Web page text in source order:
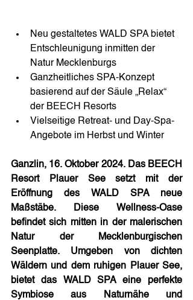
Neu gestaltetes WALD SPA bietet
Entschleunigung inmitten der
Natur Mecklenburgs
Ganzheitliches SPA-Konzept
basierend auf der Säule „Relax“
der BEECH Resorts
Vielseitige Retreat- und Day-Spa-
Angebote im Herbst und Winter
Ganzlin, 16. Oktober 2024. Das BEECH
Resort Plauer See setzt mit der
Eröffnung des WALD SPA neue
Maßstäbe. Diese Wellness-Oase
befindet sich mitten in der malerischen
Natur der Mecklenburgischen
Seenplatte. Umgeben von dichten
Wäldern und dem ruhigen Plauer See,
bietet das WALD SPA eine perfekte
Symbiose aus Naturnähe und